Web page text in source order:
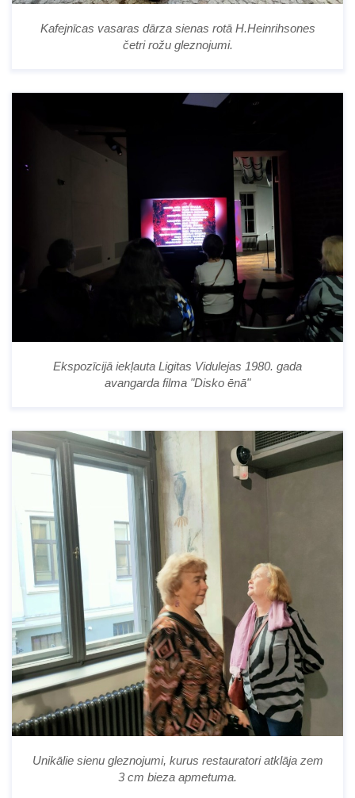
Kafejnīcas vasaras dārza sienas rotā H.Heinrihsones
četri rožu gleznojumi.
Ekspozīcijā iekļauta Ligitas Vidulejas 1980. gada
avangarda filma "Disko ēnā"
Unikālie sienu gleznojumi, kurus restauratori atklāja zem
3 cm bieza apmetuma.